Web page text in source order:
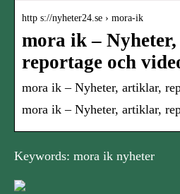
http s://nyheter24.se › mora-ik
mora ik –
reportage och
mora ik – Nyheter, artiklar,
mora ik – Nyheter, artiklar,
Keywords: mora ik nyheter